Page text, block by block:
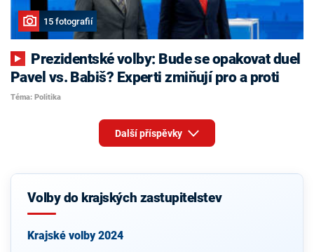
15 fotografií
Pavel vs. Babiš? Experti zmiňují pro a proti
Téma: Politika
Další příspěvky
Volby do krajských zastupitelstev
Krajské volby 2024